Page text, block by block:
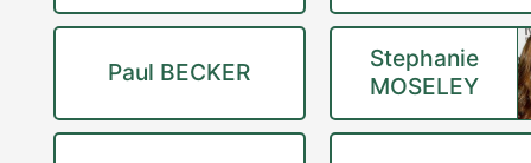
Paul BECKER
Stephanie
MOSELEY